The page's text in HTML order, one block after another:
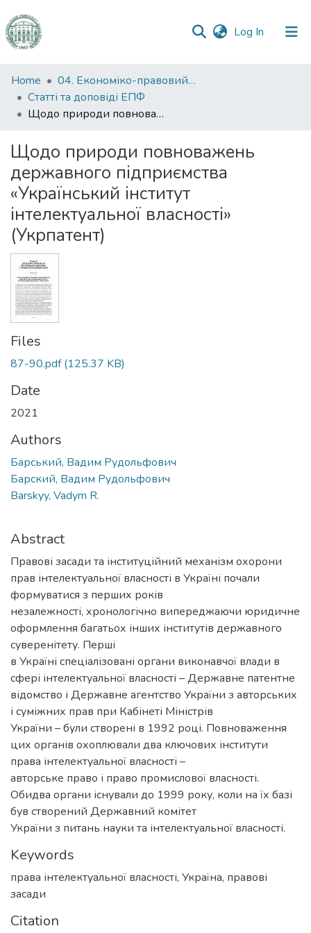
Log In (current)
Communities
&
Collections
Statistics
Home
04. Економіко-правовий факультет
Статті та доповіді ЕПФ
Щодо природи повноважень державного підприємства «Український інститут інтелектуальної власності» (Укрпатент)
Щодо природи повноважень
державного підприємства
«Український інститут
інтелектуальної власності»
(Укрпатент)
Files
87-90.pdf(125.37 KB)
Date
2021
Authors
Барський, Вадим Рудольфович
Барский, Вадим Рудольфович
Barskyy, Vadym R.
Abstract
Правові засади та інституційний механізм охорони
прав інтелектуальної власності в Україні почали
формуватися з перших років
незалежності, хронологічно випереджаючи юридичне
оформлення багатьох інших інститутів державного
суверенітету. Перші
в Україні спеціалізовані органи виконавчої влади в
сфері інтелектуальної власності – Державне патентне
відомство і Державне агентство України з авторських
і суміжних прав при Кабінеті Міністрів
України – були створені в 1992 році. Повноваження
цих органів охоплювали два ключових інститути
права інтелектуальної власності –
авторське право і право промислової власності.
Обидва органи існували до 1999 року, коли на їх базі
був створений Державний комітет
України з питань науки та інтелектуальної власності.
Keywords
права інтелектуальної власності, Україна, правові
засади
Citation